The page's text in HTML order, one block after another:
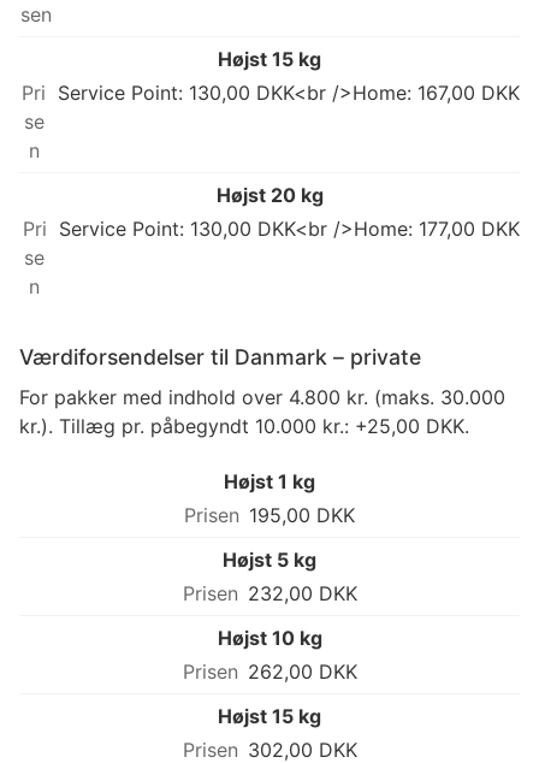
Højst 15 kg
Service Point: 130,00 DKK<br />Home: 167,00 DKK
Højst 20 kg
Service Point: 130,00 DKK<br />Home: 177,00 DKK
Værdiforsendelser til Danmark – private
For pakker med indhold over 4.800 kr. (maks. 30.000
kr.). Tillæg pr. påbegyndt 10.000 kr.: +25,00 DKK.
Højst 1 kg
195,00 DKK
Højst 5 kg
232,00 DKK
Højst 10 kg
262,00 DKK
Højst 15 kg
302,00 DKK